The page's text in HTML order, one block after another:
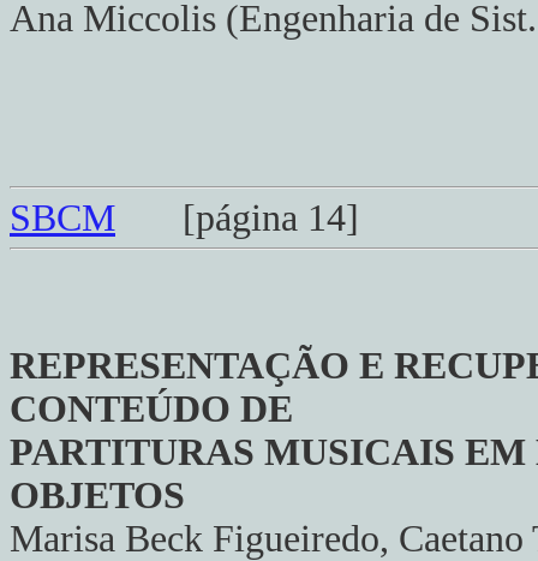
Ana Miccolis (Engenharia de
SBCM [página 14]
REPRESENTAÇÃO E
CONTEÚDO DE
PARTITURAS MUSICAIS EM
OBJETOS
Marisa Beck Figueiredo,